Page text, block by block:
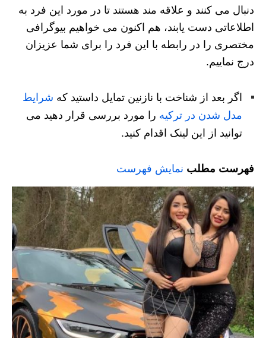
دنبال می کنند و علاقه مند هستند تا در مورد این فرد به
اطلاعاتی دست یابند، هم اکنون می خواهیم بیوگرافی
مختصری را در رابطه با این فرد را برای شما عزیزان
درج نماییم.
اگر بعد از شناخت با نازنین تمایل داستید که شرایط
مدل شدن در ترکیه را مورد بررسی قرار دهید می
توانید از این لینک اقدام کنید.
فهرست مطلب نمایش فهرست